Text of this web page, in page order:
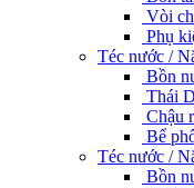
Vòi
Phụ
Téc nước /
Bồn
Thái
Chậu
Bể
Téc nước /
Bồn